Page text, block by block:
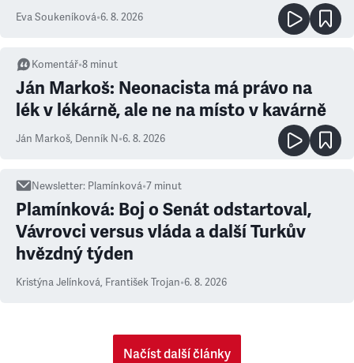
Eva Soukeníková•6. 8. 2026
Komentář•8 minut
Ján Markoš: Neonacista má právo na
lék v lékárně, ale ne na místo v kavárně
Ján Markoš, Denník N•6. 8. 2026
Newsletter: Plamínková•7 minut
Plamínková: Boj o Senát odstartoval,
Vávrovci versus vláda a další Turkův
hvězdný týden
Kristýna Jelínková, František Trojan•6. 8. 2026
Načíst další články